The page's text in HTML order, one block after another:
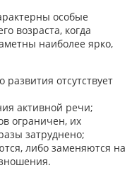
особые
возраста, когда
наиболее ярко,
отсутствует
активной речи;
ограничен, их
затруднено;
либо заменяются на